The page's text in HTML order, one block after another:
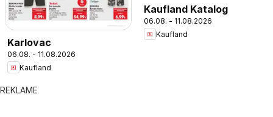
Karlovac
06.08. - 11.08.2026
Kaufland
Kaufland Katalog
06.08. - 11.08.2026
Kaufland
REKLAME